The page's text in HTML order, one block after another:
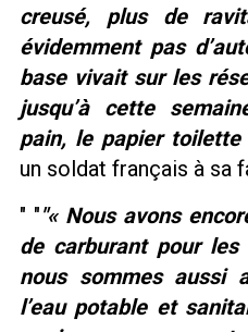
creusé, plus de
évidemment pas
base vivait sur les
jusqu’à cette
pain, le papier toilette
un soldat français à sa
« Nous avons
de carburant pour les
nous sommes aussi
l’eau potable et